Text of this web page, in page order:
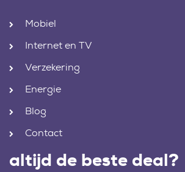
Mobiel
Internet en TV
Verzekering
Energie
Blog
Contact
altijd de beste deal?